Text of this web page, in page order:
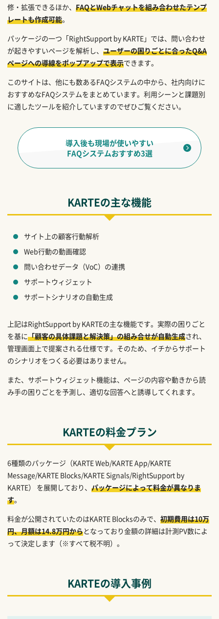
修・拡張できるほか、 FAQとWebチャットを組み合わせたテンプ
レートも作成可能。
パッケージの一つ「RightSupport by KARTE」では、問い合わせ
が起きやすいページを解析し、 ユーザーの困りごとに合ったQ&A
ページへの導線をポップアップで表示できます。
このサイトは、他にも数あるFAQシステムの中から、社内向けに
おすすめなFAQシステムをまとめています。利用シーンと課題別
に適したツールを紹介していますのでぜひご覧ください。
導入後も現場が使いやすい
FAQシステムおすすめ3選
KARTEの主な機能
サイト上の顧客行動解析
Web行動の動画確認
問い合わせデータ（VoC）の連携
サポートウィジェット
サポートシナリオの自動生成
上記はRightSupport by KARTEの主な機能です。実際の困りごと
を基に「顧客の具体課題と解決策」の組み合せが自動生成され、
管理画面上で提案される仕様です。そのため、イチからサポート
のシナリオをつくる必要はありません。
また、サポートウィジェット機能は、ページの内容や動きから読
み手の困りごとを予測し、適切な回答へと誘導してくれます。
KARTEの料金プラン
6種類のパッケージ（KARTE Web/KARTE App/KARTE
Message/KARTE Blocks/KARTE Signals/RightSupport by
KARTE） を展開しており、 パッケージによって料金が異なりま
す。
料金が公開されていたのはKARTE Blocksのみで、 初期費用は10万
円、月額は14.8万円からとなっており金額の詳細は計測PV数によ
って決定します（※すべて税不明）。
KARTEの導入事例